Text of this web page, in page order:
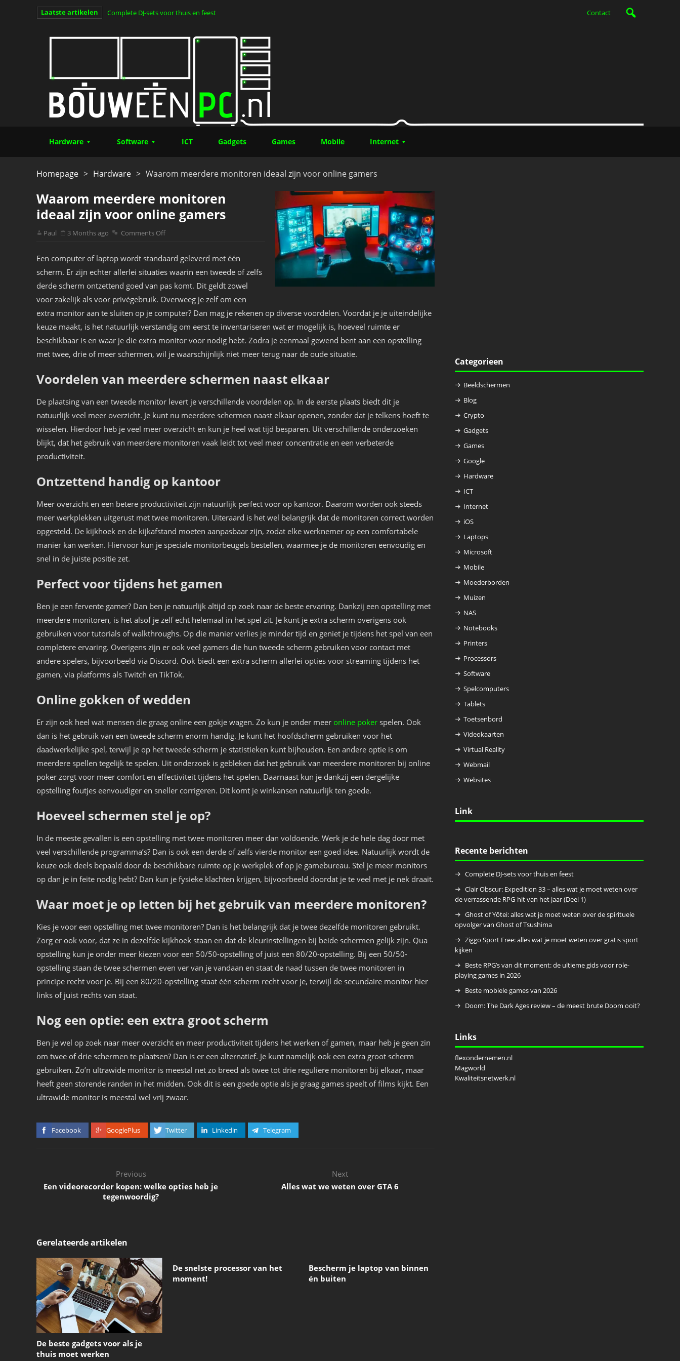
Contact
Laatste artikelen Clair Obscur: Expedition 33 – alles wat je moet weten over de verrassende RPG-hit
van het jaar (Deel 1)
Hardware Software ICT Gadgets Games Mobile Internet
Homepage > Hardware > Waarom meerdere monitoren ideaal zijn voor online gamers
Waarom meerdere monitoren
ideaal zijn voor online gamers
Paul 3 Months ago Comments Off
Een computer of laptop wordt standaard geleverd met één
scherm. Er zijn echter allerlei situaties waarin een tweede of zelfs
derde scherm ontzettend goed van pas komt. Dit geldt zowel
voor zakelijk als voor privégebruik. Overweeg je zelf om een
extra monitor aan te sluiten op je computer? Dan mag je rekenen op diverse voordelen. Voordat je je uiteindelijke
keuze maakt, is het natuurlijk verstandig om eerst te inventariseren wat er mogelijk is, hoeveel ruimte er
beschikbaar is en waar je die extra monitor voor nodig hebt. Zodra je eenmaal gewend bent aan een opstelling
met twee, drie of meer schermen, wil je waarschijnlijk niet meer terug naar de oude situatie.
Voordelen van meerdere schermen naast elkaar
De plaatsing van een tweede monitor levert je verschillende voordelen op. In de eerste plaats biedt dit je
natuurlijk veel meer overzicht. Je kunt nu meerdere schermen naast elkaar openen, zonder dat je telkens hoeft te
wisselen. Hierdoor heb je veel meer overzicht en kun je heel wat tijd besparen. Uit verschillende onderzoeken
blijkt, dat het gebruik van meerdere monitoren vaak leidt tot veel meer concentratie en een verbeterde
productiviteit.
Ontzettend handig op kantoor
Meer overzicht en een betere productiviteit zijn natuurlijk perfect voor op kantoor. Daarom worden ook steeds
meer werkplekken uitgerust met twee monitoren. Uiteraard is het wel belangrijk dat de monitoren correct worden
opgesteld. De kijkhoek en de kijkafstand moeten aanpasbaar zijn, zodat elke werknemer op een comfortabele
manier kan werken. Hiervoor kun je speciale monitorbeugels bestellen, waarmee je de monitoren eenvoudig en
snel in de juiste positie zet.
Perfect voor tijdens het gamen
Ben je een fervente gamer? Dan ben je natuurlijk altijd op zoek naar de beste ervaring. Dankzij een opstelling met
meerdere monitoren, is het alsof je zelf echt helemaal in het spel zit. Je kunt je extra scherm overigens ook
gebruiken voor tutorials of walkthroughs. Op die manier verlies je minder tijd en geniet je tijdens het spel van een
completere ervaring. Overigens zijn er ook veel gamers die hun tweede scherm gebruiken voor contact met
andere spelers, bijvoorbeeld via Discord. Ook biedt een extra scherm allerlei opties voor streaming tijdens het
gamen, via platforms als Twitch en TikTok.
Online gokken of wedden
Er zijn ook heel wat mensen die graag online een gokje wagen. Zo kun je onder meer online poker spelen. Ook
dan is het gebruik van een tweede scherm enorm handig. Je kunt het hoofdscherm gebruiken voor het
daadwerkelijke spel, terwijl je op het tweede scherm je statistieken kunt bijhouden. Een andere optie is om
meerdere spellen tegelijk te spelen. Uit onderzoek is gebleken dat het gebruik van meerdere monitoren bij online
poker zorgt voor meer comfort en effectiviteit tijdens het spelen. Daarnaast kun je dankzij een dergelijke
opstelling foutjes eenvoudiger en sneller corrigeren. Dit komt je winkansen natuurlijk ten goede.
Hoeveel schermen stel je op?
In de meeste gevallen is een opstelling met twee monitoren meer dan voldoende. Werk je de hele dag door met
veel verschillende programma’s? Dan is ook een derde of zelfs vierde monitor een goed idee. Natuurlijk wordt de
keuze ook deels bepaald door de beschikbare ruimte op je werkplek of op je gamebureau. Stel je meer monitors
op dan je in feite nodig hebt? Dan kun je fysieke klachten krijgen, bijvoorbeeld doordat je te veel met je nek draait.
Waar moet je op letten bij het gebruik van meerdere monitoren?
Kies je voor een opstelling met twee monitoren? Dan is het belangrijk dat je twee dezelfde monitoren gebruikt.
Zorg er ook voor, dat ze in dezelfde kijkhoek staan en dat de kleurinstellingen bij beide schermen gelijk zijn. Qua
opstelling kun je onder meer kiezen voor een 50/50-opstelling of juist een 80/20-opstelling. Bij een 50/50-
opstelling staan de twee schermen even ver van je vandaan en staat de naad tussen de twee monitoren in
principe recht voor je. Bij een 80/20-opstelling staat één scherm recht voor je, terwijl de secundaire monitor hier
links of juist rechts van staat.
Nog een optie: een extra groot scherm
Ben je wel op zoek naar meer overzicht en meer productiviteit tijdens het werken of gamen, maar heb je geen zin
om twee of drie schermen te plaatsen? Dan is er een alternatief. Je kunt namelijk ook een extra groot scherm
gebruiken. Zo’n ultrawide monitor is meestal net zo breed als twee tot drie reguliere monitoren bij elkaar, maar
heeft geen storende randen in het midden. Ook dit is een goede optie als je graag games speelt of films kijkt. Een
ultrawide monitor is meestal wel vrij zwaar.
Facebook GooglePlus Twitter Linkedin Telegram
Previous
Een videorecorder kopen: welke opties heb je
tegenwoordig?
Next
Alles wat we weten over GTA 6
Gerelateerde artikelen
De beste gadgets voor als je
thuis moet werken
De snelste processor van het
moment!
Bescherm je laptop van binnen
én buiten
Categorieen
Beeldschermen
Blog
Crypto
Gadgets
Games
Google
Hardware
ICT
Internet
iOS
Laptops
Microsoft
Mobile
Moederborden
Muizen
NAS
Notebooks
Printers
Processors
Software
Spelcomputers
Tablets
Toetsenbord
Videokaarten
Virtual Reality
Webmail
Websites
Link
Recente berichten
Complete DJ-sets voor thuis en feest
Clair Obscur: Expedition 33 – alles wat je moet weten over
de verrassende RPG-hit van het jaar (Deel 1)
Ghost of Yōtei: alles wat je moet weten over de spirituele
opvolger van Ghost of Tsushima
Ziggo Sport Free: alles wat je moet weten over gratis sport
kijken
Beste RPG’s van dit moment: de ultieme gids voor role-
playing games in 2026
Beste mobiele games van 2026
Doom: The Dark Ages review – de meest brute Doom ooit?
Links
flexondernemen.nl
Magworld
Kwaliteitsnetwerk.nl